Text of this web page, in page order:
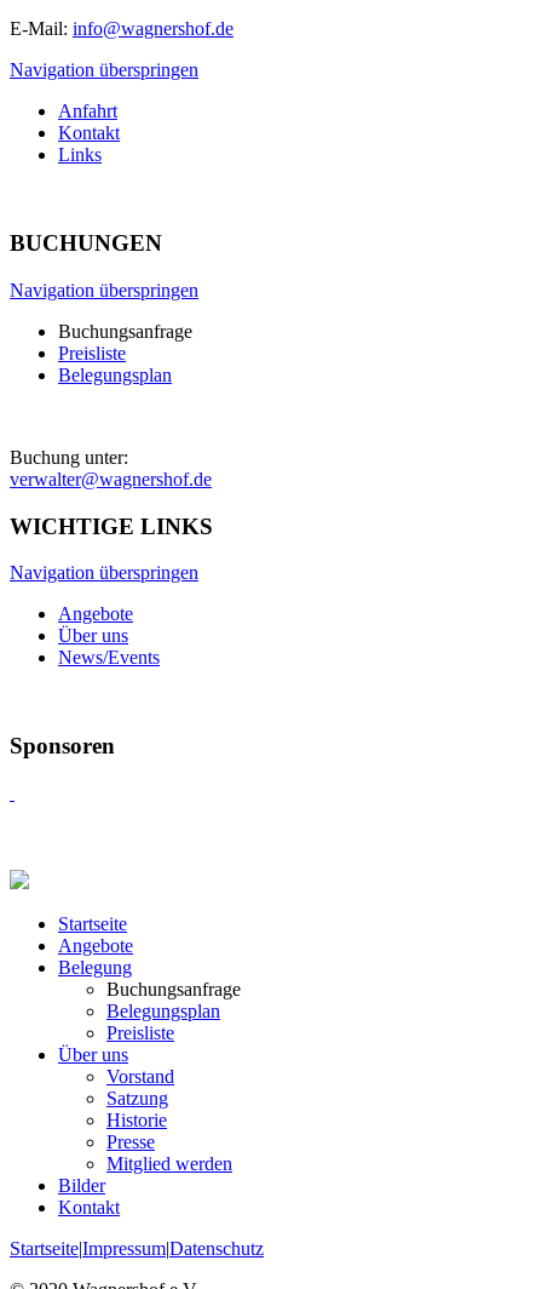
E-Mail: info@wagnershof.de
Navigation überspringen
Anfahrt
Kontakt
Links
BUCHUNGEN
Navigation überspringen
Buchungsanfrage
Preisliste
Belegungsplan
Buchung unter:
verwalter@wagnershof.de
WICHTIGE LINKS
Navigation überspringen
Angebote
Über uns
News/Events
Sponsoren
Startseite
Angebote
Belegung
Buchungsanfrage
Belegungsplan
Preisliste
Über uns
Vorstand
Satzung
Historie
Presse
Mitglied werden
Bilder
Kontakt
Startseite|Impressum|Datenschutz